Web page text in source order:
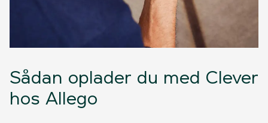
Sådan oplader du med Clever
hos Allego